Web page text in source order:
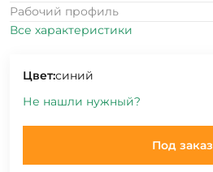
Рабочий профиль
Все характеристики
Цвет:синий
Не нашли нужный?
Под заказ